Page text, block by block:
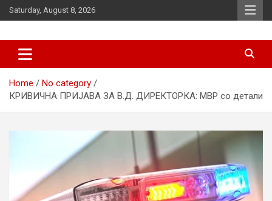
Skip
to
Saturday, August 8, 2026
d7-news.com
Home
No category
КРИВИЧНА ПРИЈАВА ЗА В.Д. ДИРЕКТОРКА: МВР со детали